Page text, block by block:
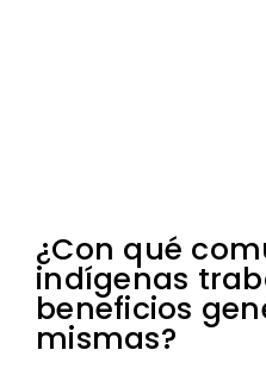
¿Con qué
indígenas
beneficios
mismas?